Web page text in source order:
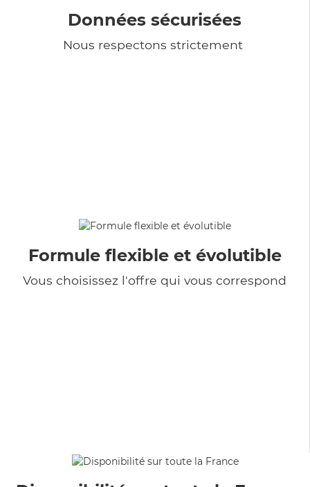
Données sécurisées
Nous respectons strictement
Formule flexible et évolutible
Vous choisissez l'offre qui vous correspond